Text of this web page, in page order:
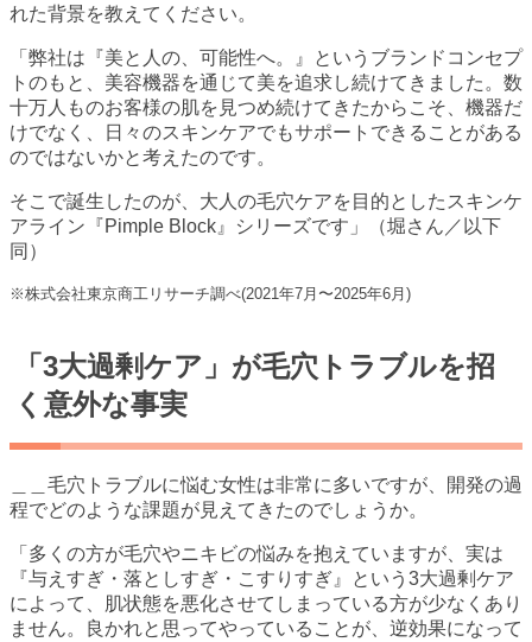
れた背景を教えてください。
「弊社は『美と人の、可能性へ。』というブランドコンセプ
トのもと、美容機器を通じて美を追求し続けてきました。数
十万人ものお客様の肌を見つめ続けてきたからこそ、機器だ
けでなく、日々のスキンケアでもサポートできることがある
のではないかと考えたのです。
そこで誕生したのが、大人の毛穴ケアを目的としたスキンケ
アライン『Pimple Block』シリーズです」（堀さん／以下
同）
※株式会社東京商工リサーチ調べ(2021年7月〜2025年6月)
「3大過剰ケア」が毛穴トラブルを招
く意外な事実
＿＿毛穴トラブルに悩む女性は非常に多いですが、開発の過
程でどのような課題が見えてきたのでしょうか。
「多くの方が毛穴やニキビの悩みを抱えていますが、実は
『与えすぎ・落としすぎ・こすりすぎ』という3大過剰ケア
によって、肌状態を悪化させてしまっている方が少なくあり
ません。良かれと思ってやっていることが、逆効果になって